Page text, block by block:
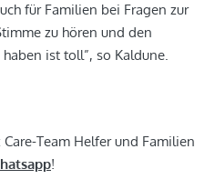
für Familien bei Fragen zur
zu hören und den
ist toll”, so Kaldune.
Team Helfer und Familien
!